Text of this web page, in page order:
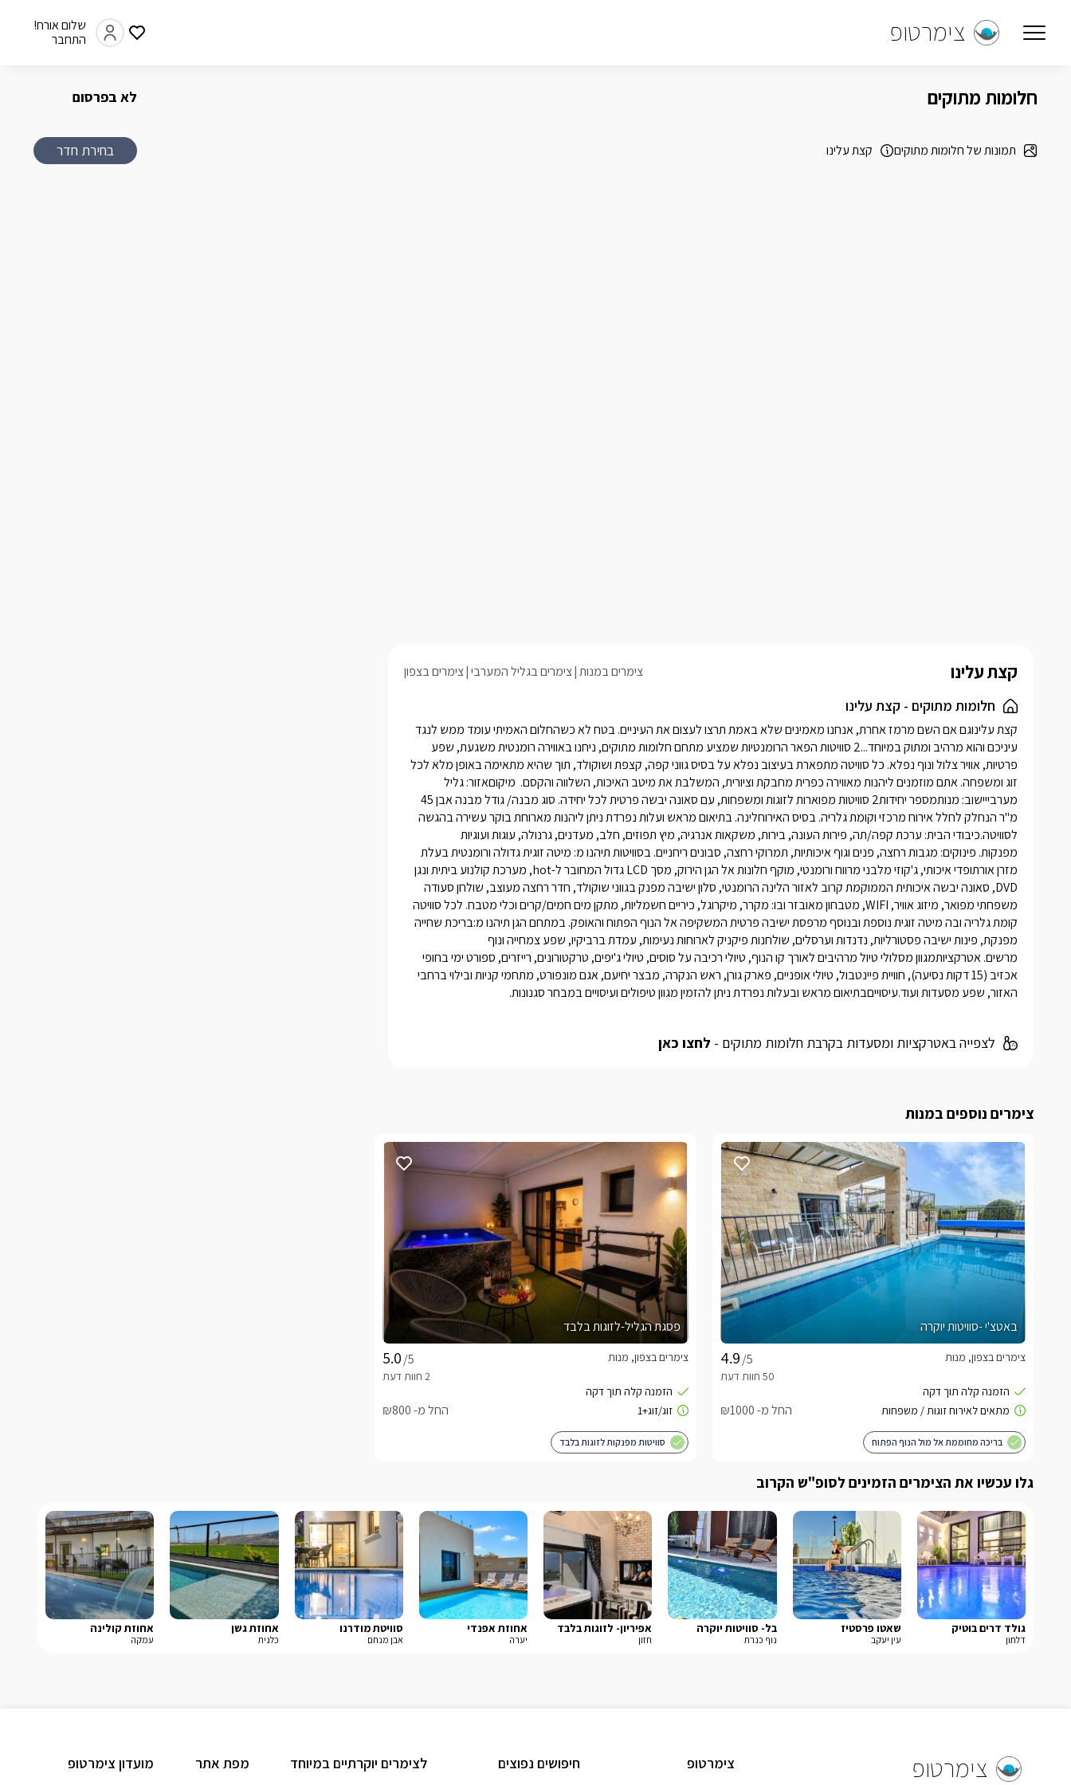
צימרטופ
שלום אורח!
התחבר
חלומות מתוקים
תמונות של חלומות מתוקים קצת עלינו
לא בפרסום
בחירת חדר
קצת עלינו צימרים במנות צימרים בגליל המערבי צימרים בצפון
חלומות מתוקים - קצת עלינו
האזור, שפע מסעדות ועוד.עיסוייםבתיאום מראש ובעלות נפרדת ניתן להזמין מגוון טיפולים ועיסויים במבחר סגנונות.
לצפייה באטרקציות ומסעדות בקרבת חלומות מתוקים - לחצו כאן
צימרים נוספים במנות
באטצ'י -סוויטות יוקרה
/5
צימרים בצפון, מנות
החל מ- ₪1000
בריכה מחוממת אל מול הנוף הפתוח
פסגת הגליל-לזוגות בלבד
/5
צימרים בצפון, מנות
החל מ- ₪800
סוויטות מפנקות לזוגות בלבד
גלו עכשיו את הצימרים הזמינים לסופ"ש הקרוב
גולד דרים בוטיק
דלתון
שאטו פרסטיז
עין יעקב
בל- סוויטות יוקרה
נוף כנרת
אפיריון- לזוגות בלבד
חזון
אחוזת אפנדי
יערה
סוויטת מודרנו
אבן מנחם
אחוזת גשן
כלנית
אחוזת קולינה
עמקה
צימרטופ צימרטופ חיפושים נפוצים לצימרים יוקרתיים במיוחד מפת אתר מועדון צימרטופ